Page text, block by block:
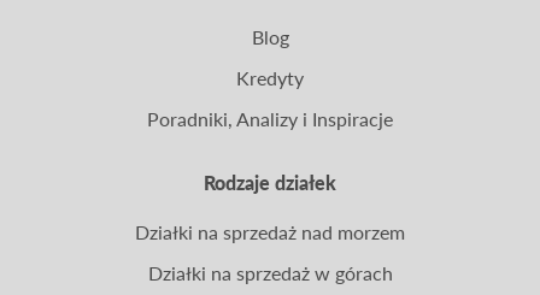
Rodzaje działek
Blog
Kredyty
Poradniki, Analizy i Inspiracje
Działki na sprzedaż nad morzem
Działki na sprzedaż w górach